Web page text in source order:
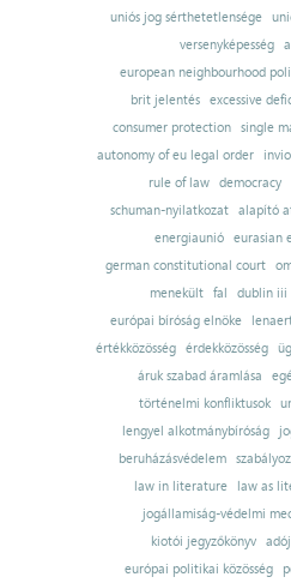
uniós jog sérthetetlensége
versenyképesség
european neighbourhood
brit jelentés excessive
consumer protection
single
autonomy of eu legal order
rule of law
democracy
schuman-nyilatkozat alapító
energiaunió eurasian
german constitutional court
menekült
fal dublin iii
európai bíróság elnöke
értékközösség
érdekközösség
áruk szabad áramlása
történelmi konfliktusok
lengyel alkotmánybíróság
beruházásvédelem
law in literature
law as
jogállamiság-védelmi
kiotói jegyzőkönyv
európai politikai közösség